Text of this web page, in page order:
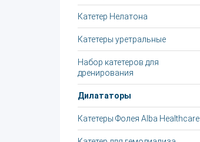
Катетер Нелатона
Катетеры уретральные
Набор катетеров для
дренирования
Дилататоры
Катетеры Фолея Alba Healthcare